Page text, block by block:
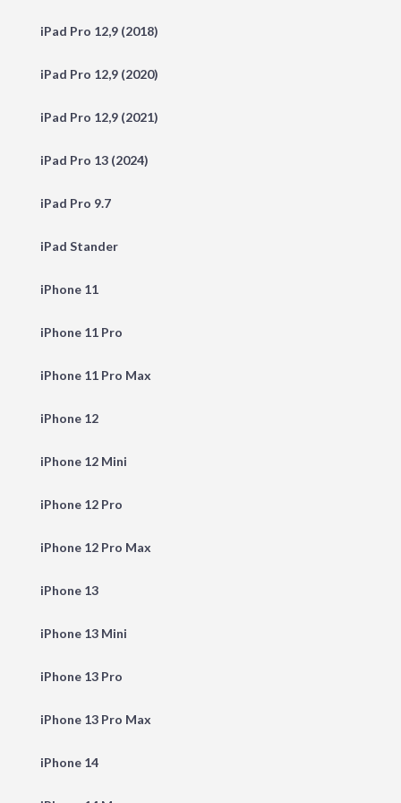
iPad Pro 12,9 (2018)
iPad Pro 12,9 (2020)
iPad Pro 12,9 (2021)
iPad Pro 13 (2024)
iPad Pro 9.7
iPad Stander
iPhone 11
iPhone 11 Pro
iPhone 11 Pro Max
iPhone 12
iPhone 12 Mini
iPhone 12 Pro
iPhone 12 Pro Max
iPhone 13
iPhone 13 Mini
iPhone 13 Pro
iPhone 13 Pro Max
iPhone 14